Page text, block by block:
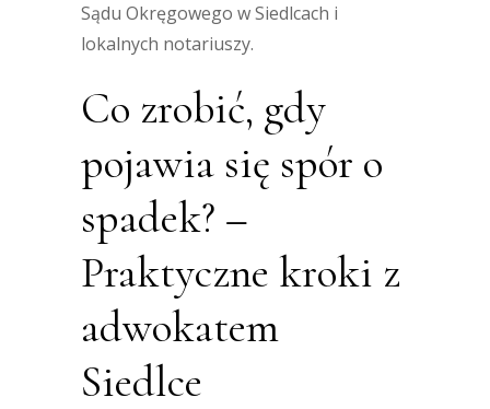
Sądu Okręgowego w Siedlcach i
lokalnych notariuszy.
Co zrobić, gdy
pojawia się spór o
spadek? –
Praktyczne kroki z
adwokatem
Siedlce